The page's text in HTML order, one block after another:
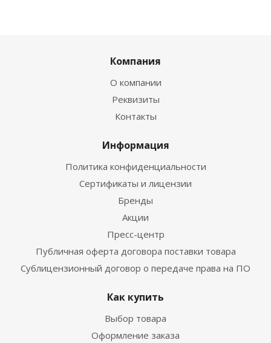
Компания
О компании
Реквизиты
Контакты
Информация
Политика конфиденциальности
Сертификаты и лицензии
Бренды
Акции
Пресс-центр
Публичная оферта договора поставки товара
Сублицензионный договор о передаче права на ПО
Как купить
Выбор товара
Оформление заказа